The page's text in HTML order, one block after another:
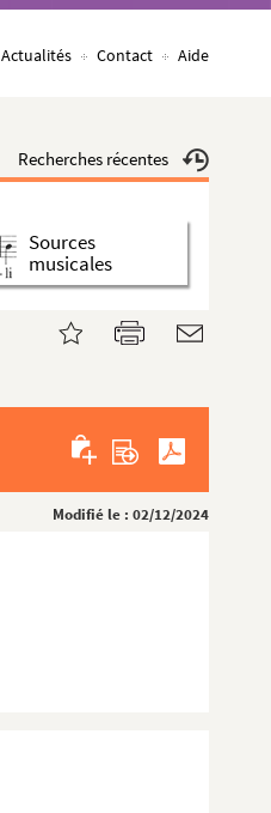
Actualités Contact Aide
Recherches récentes
Sources
musicales
Modifié le : 02/12/2024